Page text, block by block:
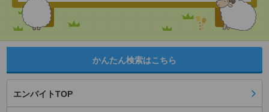
かんたん検索はこちら
エンバイトTOP